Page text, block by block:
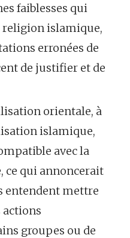
faiblesses qui
religion islamique,
erronées de
de justifier et de
orientale, à
islamique,
avec la
ce qui annoncerait
entendent mettre
actions
groupes ou de